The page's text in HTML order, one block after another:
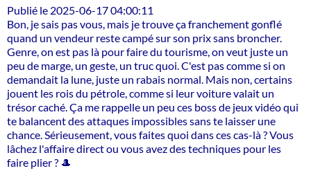
Publié le 2025-06-17 04:00:11
Bon, je sais pas vous, mais je trouve ça franchement gonflé
quand un vendeur reste campé sur son prix sans broncher.
Genre, on est pas là pour faire du tourisme, on veut juste un
peu de marge, un geste, un truc quoi. C'est pas comme si on
demandait la lune, juste un rabais normal. Mais non, certains
jouent les rois du pétrole, comme si leur voiture valait un
trésor caché. Ça me rappelle un peu ces boss de jeux vidéo qui
te balancent des attaques impossibles sans te laisser une
chance. Sérieusement, vous faites quoi dans ces cas-là ? Vous
lâchez l'affaire direct ou vous avez des techniques pour les
faire plier ? 🎩